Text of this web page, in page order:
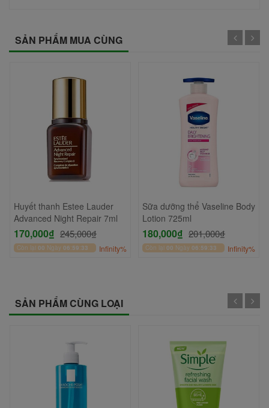
SẢN PHẨM MUA CÙNG
Huyết thanh Estee Lauder
Advanced Night Repair 7ml
170,000₫ 245,000₫
Còn lại 00 Ngày 06:59:33 Infinity%
Sữa dưỡng thể Vaseline Body
Lotion 725ml
180,000₫ 201,000₫
Còn lại 00 Ngày 06:59:33 Infinity%
SẢN PHẨM CÙNG LOẠI